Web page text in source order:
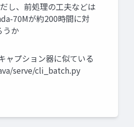
し、前処理の工夫などは
70Mが約200時間に対
うか
ャプション器に似ている
serve/cli_batch.py